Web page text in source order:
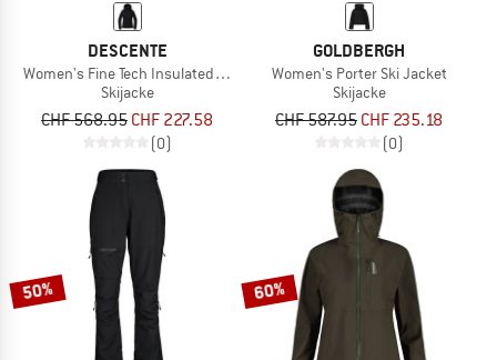
DESCENTE
Women's Fine Tech Insulated Jacket
Skijacke
CHF 568.95 CHF 227.58
(0)
GOLDBERGH
Women's Porter Ski Jacket
Skijacke
CHF 587.95 CHF 235.18
(0)
50% 60%